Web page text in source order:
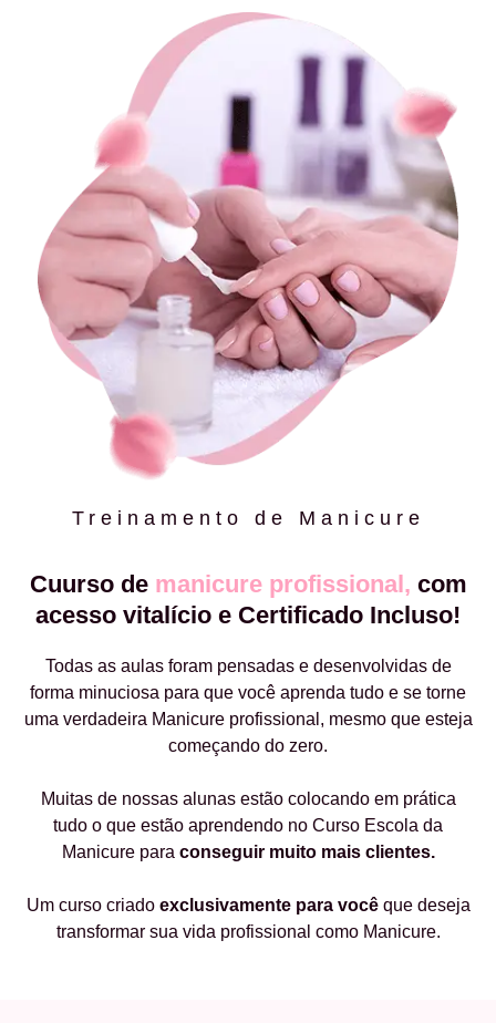
Treinamento de Manicure
Cuurso de manicure profissional, com
acesso vitalício e Certificado Incluso!
Todas as aulas foram pensadas e desenvolvidas de
forma minuciosa para que você aprenda tudo e se torne
uma verdadeira Manicure profissional, mesmo que esteja
começando do zero.
Muitas de nossas alunas estão colocando em prática
tudo o que estão aprendendo no Curso Escola da
Manicure para conseguir muito mais clientes.
Um curso criado exclusivamente para vocêque deseja
transformar sua vida profissional como Manicure.